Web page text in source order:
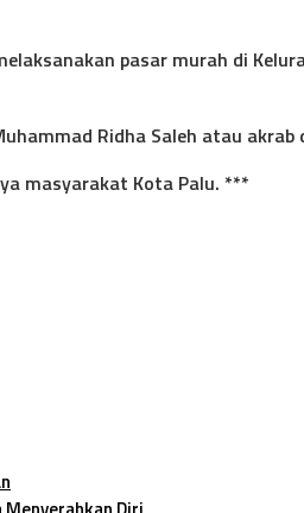
pasar murah di
Ridha Saleh atau akrab
masyarakat Kota Palu. ***